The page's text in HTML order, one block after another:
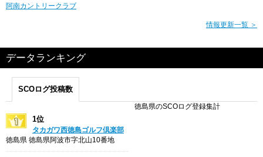
阿南カントリークラブ
情報更新一覧 ＞
データランキング
SCOログ投稿数
徳島県のSCOログ登録集計
1位
タカガワ西徳島ゴルフ倶楽部
徳島県 徳島県阿波市字北山10番地